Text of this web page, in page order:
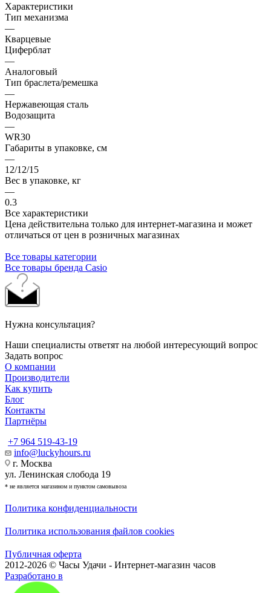
Характеристики
Тип механизма
—
Кварцевые
Циферблат
—
Аналоговый
Тип браслета/ремешка
—
Нержавеющая сталь
Водозащита
—
WR30
Габариты в упаковке, см
—
12/12/15
Вес в упаковке, кг
—
0.3
Все характеристики
Цена действительна только для интернет-магазина и может
отличаться от цен в розничных магазинах
Все товары категории
Все товары бренда Casio
Нужна консультация?
Наши специалисты ответят на любой интересующий вопрос
Задать вопрос
О компании
Производители
Как купить
Блог
Контакты
Партнёры
+7 964 519-43-19
info@luckyhours.ru
г. Москва
ул. Ленинская слобода 19
* не является магазином и пунктом самовывоза
Политика конфиденциальности
Политика использования файлов cookies
Публичная оферта
2012-2026 © Часы Удачи - Интернет-магазин часов
Разработано в